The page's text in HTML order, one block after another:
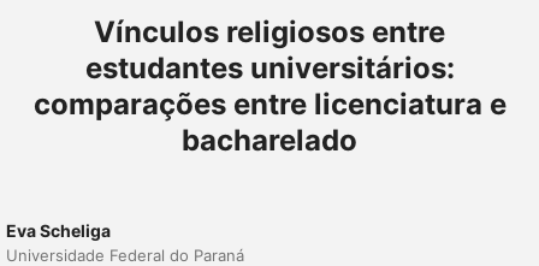
Vínculos religiosos entre
estudantes universitários:
comparações entre licenciatura e
bacharelado
Eva Scheliga
Universidade Federal do Paraná